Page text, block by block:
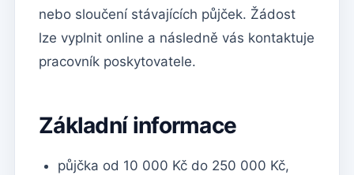
nebo sloučení stávajících půjček. Žádost
lze vyplnit online a následně vás kontaktuje
pracovník poskytovatele.
Základní informace
půjčka od 10 000 Kč do 250 000 Kč,